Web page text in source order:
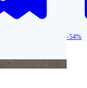
-54%